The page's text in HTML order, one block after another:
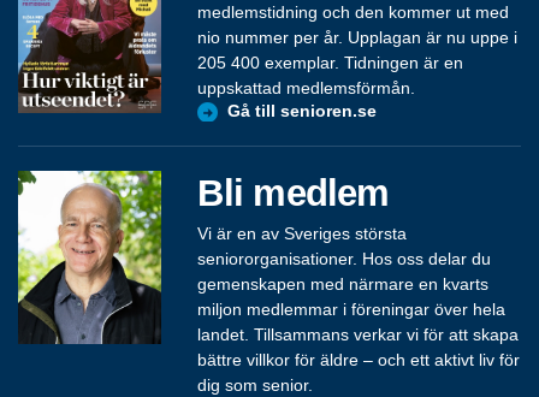
medlemstidning och den kommer ut med
nio nummer per år. Upplagan är nu uppe i
205 400 exemplar. Tidningen är en
uppskattad medlemsförmån.
Gå till senioren.se
Bli medlem
Vi är en av Sveriges största
seniororganisationer. Hos oss delar du
gemenskapen med närmare en kvarts
miljon medlemmar i föreningar över hela
landet. Tillsammans verkar vi för att skapa
bättre villkor för äldre – och ett aktivt liv för
dig som senior.